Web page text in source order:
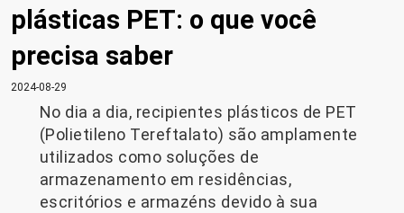
plásticas PET: o que você
precisa saber
2024-08-29
No dia a dia, recipientes plásticos de PET
(Polietileno Tereftalato) são amplamente
utilizados como soluções de
armazenamento em residências,
escritórios e armazéns devido à sua